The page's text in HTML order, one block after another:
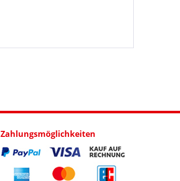
Zahlungsmöglichkeiten